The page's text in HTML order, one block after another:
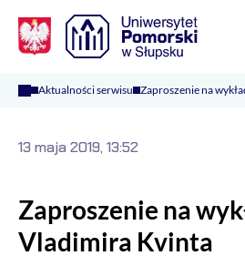
Aktualności serwisu Zaproszenie na
Zaproszenie na
Vladimira Kvinta
13 maja 2019, 13:52